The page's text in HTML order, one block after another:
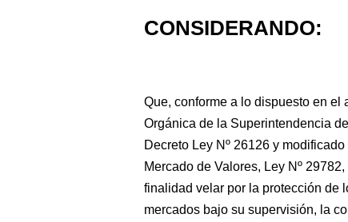
CONSIDERANDO:
Que, conforme a lo dispuesto en el
Orgánica de la Superintendencia
Decreto Ley Nº 26126 y
Mercado de Valores, Ley Nº
finalidad velar por la protección de
mercados bajo su supervisión, la